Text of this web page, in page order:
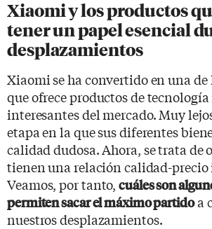
Xiaomi y los productos
tener un papel esencial
desplazamientos
Xiaomi se ha convertido en una de
que ofrece productos de tecnología
interesantes del mercado. Muy
etapa en la que sus diferentes
calidad dudosa. Ahora, se trata de
tienen una relación calidad-
Veamos, por tanto,cuáles son
permiten sacar el máximo partidoa
nuestros desplazamientos.